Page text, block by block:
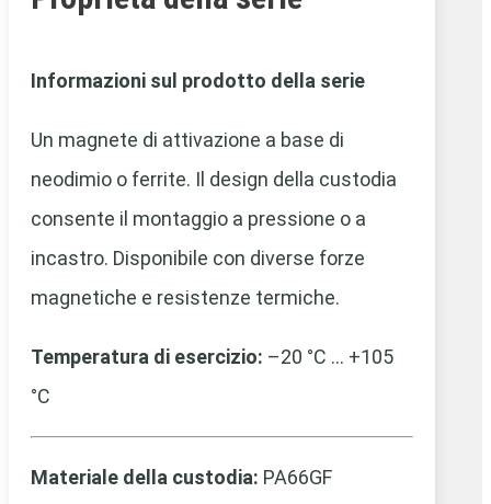
Informazioni sul prodotto della serie
Un magnete di attivazione a base di
neodimio o ferrite. Il design della custodia
consente il montaggio a pressione o a
incastro. Disponibile con diverse forze
magnetiche e resistenze termiche.
Temperatura di esercizio: –20 °C … +105
°C
Materiale della custodia: PA66GF